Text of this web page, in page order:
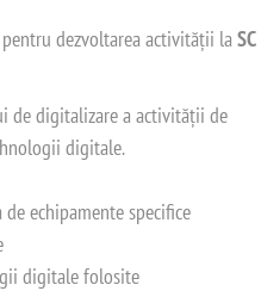
dezvoltarea activității laSC
de digitalizare a activității de
digitale.
echipamente specifice
digitale folosite